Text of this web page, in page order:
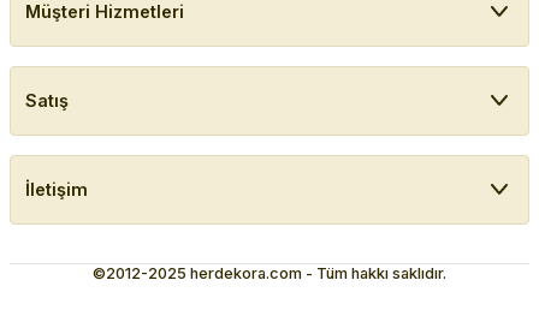
Müşteri Hizmetleri
Satış
İletişim
©2012-2025 herdekora.com - Tüm hakkı saklıdır.